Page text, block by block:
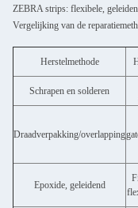
ZEBRA strips: flexibele,
Vergelijking van de
Herstelmethode
Schrapen en solderen
Draadverpakking/overlapping
Epoxide, geleidend